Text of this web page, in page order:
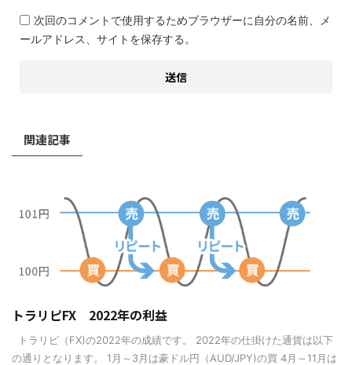
次回のコメントで使用するためブラウザーに自分の名前、メ
ールアドレス、サイトを保存する。
関連記事
トラリピFX 2022年の利益
トラリピ（FX)の2022年の成績です。 2022年の仕掛けた通貨は以下
の通りとなります。 1月～3月は豪ドル円（AUD/JPY)の買 4月～11月は